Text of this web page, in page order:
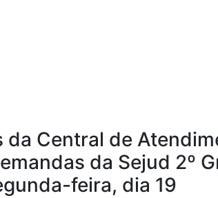
da Central de
da Sejud 2º
feira, dia 19